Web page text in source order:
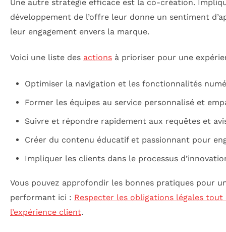
Une autre stratégie efficace est la co-création.
développement de l’offre leur donne un sentiment
leur engagement envers la marque.
Voici une liste des actions à prioriser pour une
Optimiser la navigation et les fonctionnalités
Former les équipes au service personnalisé et
Suivre et répondre rapidement aux requêtes et
Créer du contenu éducatif et passionnant pour
Impliquer les clients dans le processus
Vous pouvez approfondir les bonnes pratiques pour
performant ici : Respecter les obligations légales tout
l’expérience client.